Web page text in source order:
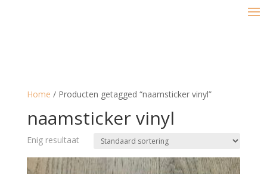
Home / Producten getagged “naamsticker vinyl”
naamsticker vinyl
Enig resultaat